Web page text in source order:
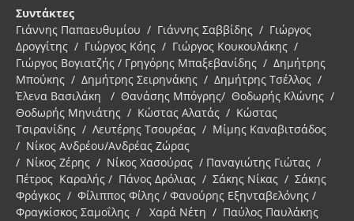
Συντάκτες
Γιάννης Παπαευθυμίου / Γιάννης Σαββίδης / Γιώργος
Δρογγίτης / Γιώργος Κόης / Γιώργος Κουκουλάκης /
Γιώργος Βογιατζής / Γρηγόρης Μπαξεβανίδης / Δημήτρης
Μπούκης / Δημήτρης Σειρηνάκης / Δημήτρης Τσέλλος /
Έλενα Βασιλάκη / Θανάσης Μπόγρης/ Θοδωρής Κλώνης /
Θοδωρής Μηνιάτης / Κώστας Αλατάς / Κώστας
Τσιρανίδης / Λευτέρης Τσουρέας / Μίμης Καναβιτσάδος
/ Νίκος Ανδρέου/Ανδρέας Ζώρας
/ Νίκος Ζέρης / Νίκος Χασούρας / Παναγιώτης Γιώτας /
Πέτρος Καραλής / Πάνος Δρόλιας / Σάκης Νίκας / Σάκης
Φράγκος / Φίλιππος Φίλης / Φανούρης Εξηνταβελόνης /
Φραγκίσκος Σαμοΐλης / Χαρά Νέτη / Παύλος Παυλάκης